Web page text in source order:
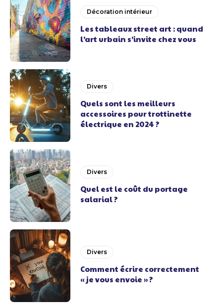
Décoration intérieur
Les tableaux street art : quand
l’art urbain s’invite chez vous
Divers
Quels sont les meilleurs
accessoires pour trottinette
électrique en 2024 ?
Divers
Quel est le coût du portage
salarial ?
Divers
Comment écrire correctement
« je vous envoie » ?